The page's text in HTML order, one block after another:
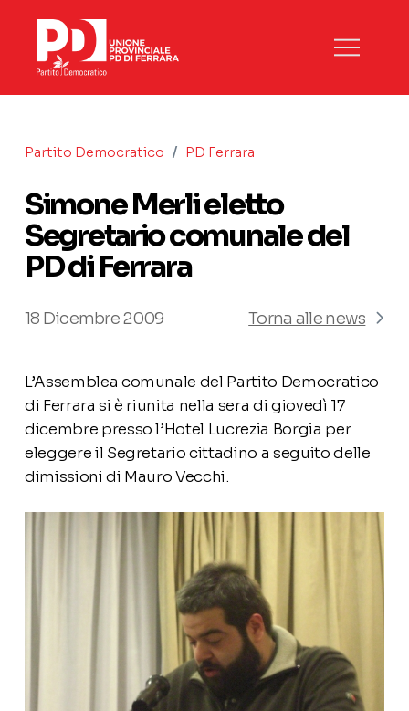
Partito Democratico / PD Ferrara
Simone Merli eletto
Segretario comunale del
PD di Ferrara
18 Dicembre 2009 Torna alle news
L’Assemblea comunale del Partito Democratico
di Ferrara si è riunita nella sera di giovedì 17
dicembre presso l’Hotel Lucrezia Borgia per
eleggere il Segretario cittadino a seguito delle
dimissioni di Mauro Vecchi.